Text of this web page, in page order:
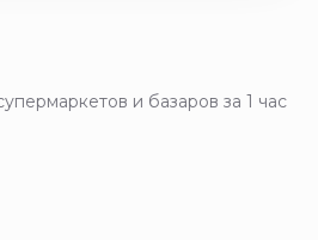
и базаров за 1 час